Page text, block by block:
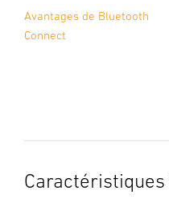
Avantages de Bluetooth
Connect